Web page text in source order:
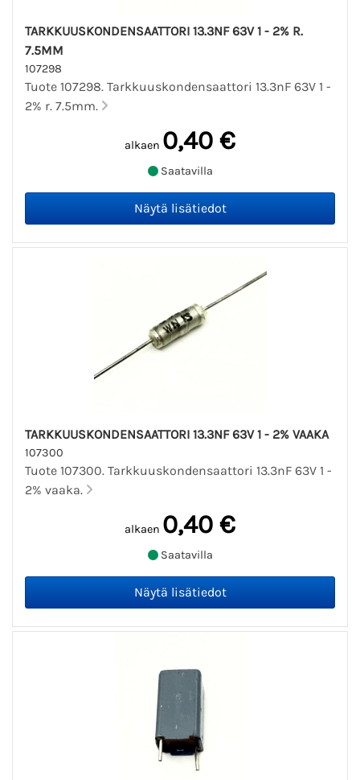
TARKKUUSKONDENSAATTORI 13.3NF 63V 1 - 2% R.
7.5MM
107298
Tuote 107298. Tarkkuuskondensaattori 13.3nF 63V 1 -
2% r. 7.5mm.
alkaen 0,40 €
Saatavilla
TARKKUUSKONDENSAATTORI 13.3NF 63V 1 - 2% VAAKA
107300
Tuote 107300. Tarkkuuskondensaattori 13.3nF 63V 1 -
2% vaaka.
alkaen 0,40 €
Saatavilla